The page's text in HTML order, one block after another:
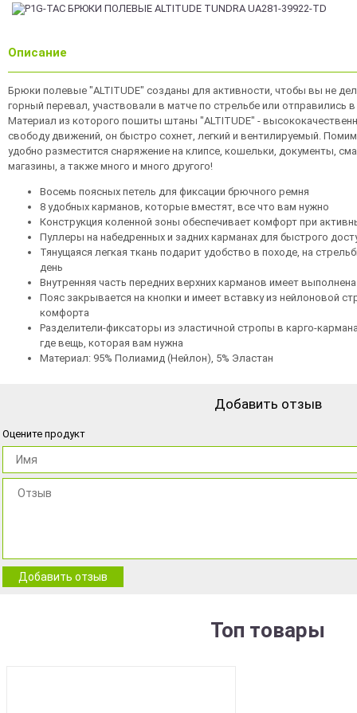
Описание
Брюки полевые "ALTITUDE" созданы для активности, чтобы вы не
горный перевал, участвовали в матче по стрельбе или отправились
Материал из которого пошиты штаны "ALTITUDE" -
свободу движений, он быстро сохнет, легкий и вентилируемый.
удобно разместится снаряжение на клипсе, кошельки, документы,
магазины, а также много и много другого!
Восемь поясных петель для фиксации брючного ремня
8 удобных карманов, которые вместят, все что вам нужно
Конструкция коленной зоны обеспечивает комфорт при
Пуллеры на набедренных и задних карманах для быстрого
Тянущаяся легкая ткань подарит удобство в походе, на
день
Внутренняя часть передних верхних карманов имеет
Пояс закрывается на кнопки и имеет вставку из нейлоновой
комфорта
Разделители-фиксаторы из эластичной стропы в карго-
где вещь, которая вам нужна
Материал: 95% Полиамид (Нейлон), 5% Эластан
Добавить отзыв
Оцените продукт
Добавить отзыв
Топ товары